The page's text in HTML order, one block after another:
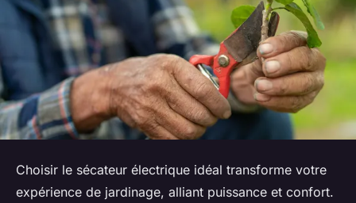
Choisir le sécateur électrique idéal transforme votre
expérience de jardinage, alliant puissance et confort.